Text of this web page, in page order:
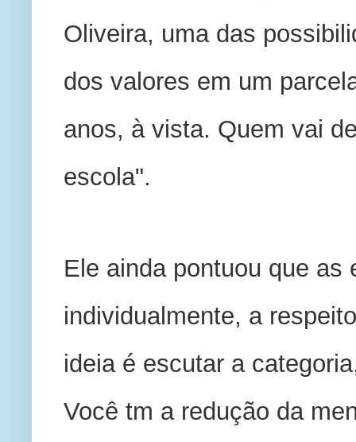
Oliveira, uma das
dos valores em um
anos, à vista. Quem vai
escola".
Ele ainda pontuou que as
individualmente, a
ideia é escutar a
Você tm a redução da